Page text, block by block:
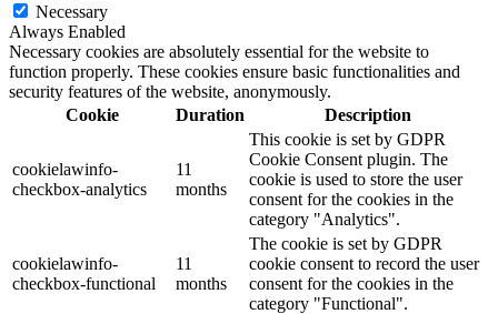
Necessary
Always Enabled
Necessary cookies are absolutely essential for the website to
function properly. These cookies ensure basic functionalities and
security features of the website, anonymously.
Cookie
Duration Description
cookielawinfo-
checkbox-analytics
11
months
This cookie is set by GDPR
Cookie Consent plugin. The
cookie is used to store the user
consent for the cookies in the
category "Analytics".
cookielawinfo-
checkbox-functional
11
months
The cookie is set by GDPR
cookie consent to record the user
consent for the cookies in the
category "Functional".